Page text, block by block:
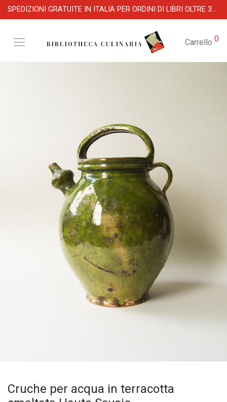
SPEDIZIONI GRATUITE IN ITALIA PER ORDINI DI LIBRI OLTRE 39 €
Carrello 0
Cruche per acqua in terracotta